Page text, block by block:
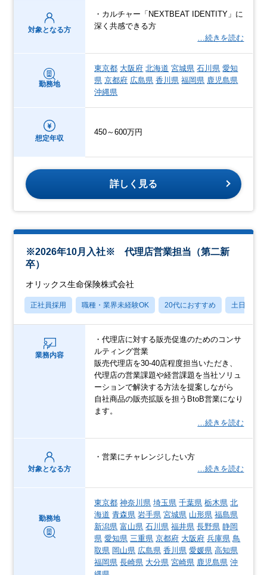
対象となる方
・カルチャー「NEXTBEAT IDENTITY」に
深く共感できる方
…続きを読む
勤務地
東京都 大阪府 北海道 宮城県 石川県 愛知
県 京都府 広島県 香川県 福岡県 鹿児島県
沖縄県
想定年収
450～600万円
詳しく見る
※2026年10月入社※ 代理店営業担当（第二新
卒）
オリックス生命保険株式会社
正社員採用 職種・業界未経験OK 20代におすすめ 土日祝休み
業務内容
・代理店に対する販売促進のためのコンサ
ルティング営業
販売代理店を30-40店程度担当いただき、
代理店の営業課題や経営課題を当社ソリュ
ーションで解決する方法を提案しながら
自社商品の販売拡販を担うBtoB営業になり
ます。
…続きを読む
対象となる方
・営業にチャレンジしたい方
…続きを読む
勤務地
東京都 神奈川県 埼玉県 千葉県 栃木県 北
海道 青森県 岩手県 宮城県 山形県 福島県
新潟県 富山県 石川県 福井県 長野県 静岡
県 愛知県 三重県 京都府 大阪府 兵庫県 鳥
取県 岡山県 広島県 香川県 愛媛県 高知県
福岡県 長崎県 大分県 宮崎県 鹿児島県 沖